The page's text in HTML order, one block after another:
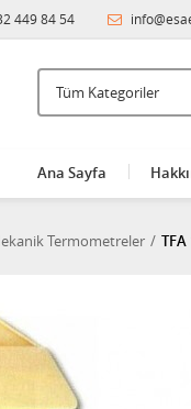
449 84 54
Ana Sayfa
Termometreler